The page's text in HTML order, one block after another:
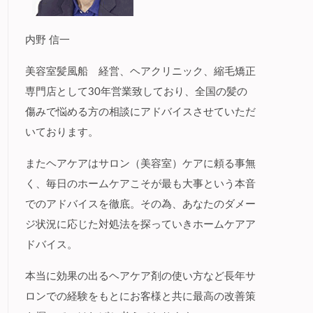
内野 信一
美容室髪風船 経営、ヘアクリニック、縮毛矯正
専門店として30年営業致しており、全国の髪の
傷みで悩める方の相談にアドバイスさせていただ
いております。
またヘアケアはサロン（美容室）ケアに頼る事無
く、毎日のホームケアこそが最も大事という本音
でのアドバイスを徹底。その為、あなたのダメー
ジ状況に応じた対処法を探っていきホームケアア
ドバイス。
本当に効果の出るヘアケア剤の使い方など長年サ
ロンでの経験をもとにお客様と共に最高の改善策